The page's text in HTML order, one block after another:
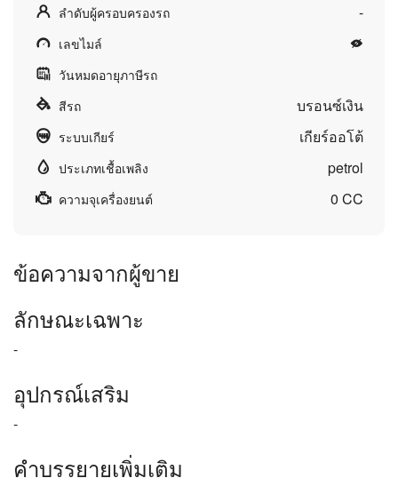
ลำดับผู้ครอบครองรถ -
เลขไมล์
วันหมดอายุภาษีรถ
สีรถ
บรอนซ์เงิน
ระบบเกียร์ เกียร์ออโต้
ประเภทเชื้อเพลิง petrol
ความจุเครื่องยนต์ 0 CC
ข้อความจากผู้ขาย
ลักษณะเฉพาะ
-
อุปกรณ์เสริม
-
คำบรรยายเพิ่มเติม